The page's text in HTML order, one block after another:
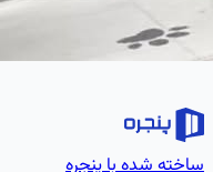
ساخته شده با پنجره